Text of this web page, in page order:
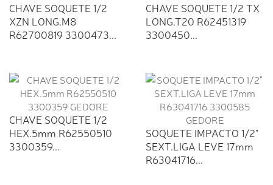
CHAVE SOQUETE 1/2
XZN LONG.M8
R62700819 3300473...
CHAVE SOQUETE 1/2 TX
LONG.T20 R62451319
3300450...
CHAVE SOQUETE 1/2
HEX.5mm R62550510
3300359...
SOQUETE IMPACTO 1/2"
SEXT.LIGA LEVE 17mm
R63041716...